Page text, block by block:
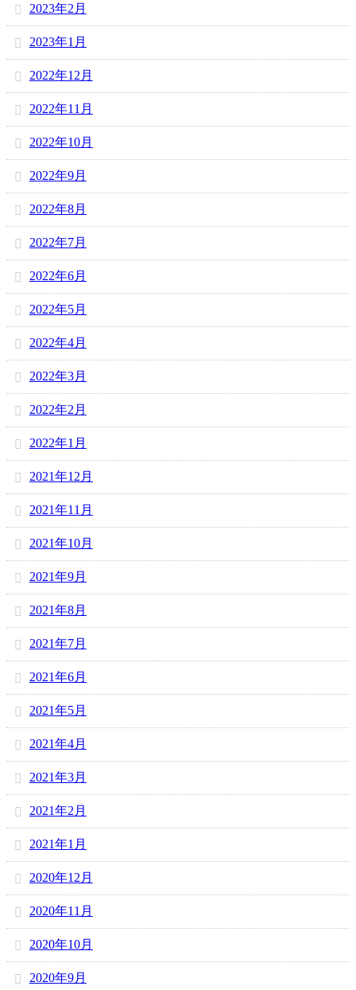
2023年2月
2023年1月
2022年12月
2022年11月
2022年10月
2022年9月
2022年8月
2022年7月
2022年6月
2022年5月
2022年4月
2022年3月
2022年2月
2022年1月
2021年12月
2021年11月
2021年10月
2021年9月
2021年8月
2021年7月
2021年6月
2021年5月
2021年4月
2021年3月
2021年2月
2021年1月
2020年12月
2020年11月
2020年10月
2020年9月